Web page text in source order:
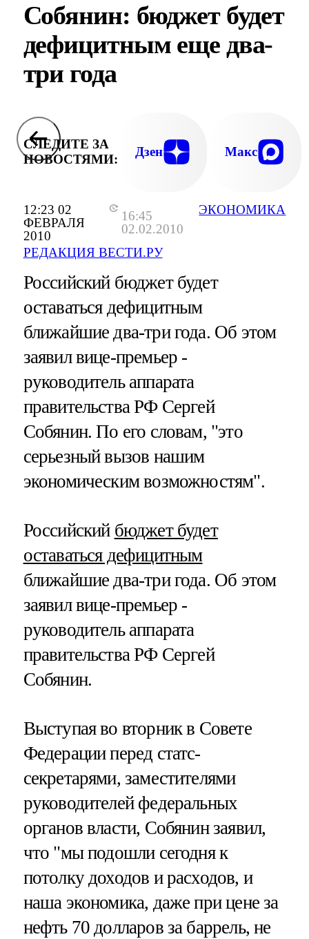
12:23 02
ФЕВРАЛЯ
2010
16:45
02.02.2010
РЕДАКЦИЯ ВЕСТИ.РУ
ЭКОНОМИКА
Собянин: бюджет будет
дефицитным еще два-
три года
СЛЕДИТЕ ЗА
НОВОСТЯМИ:
Дзен Макс
Российский бюджет будет
оставаться дефицитным
ближайшие два-три года. Об этом
заявил вице-премьер -
руководитель аппарата
правительства РФ Сергей
Собянин. По его словам, "это
серьезный вызов нашим
экономическим возможностям".
Российский бюджет будет
оставаться дефицитным
ближайшие два-три года. Об этом
заявил вице-премьер -
руководитель аппарата
правительства РФ Сергей
Собянин.
Выступая во вторник в Совете
Федерации перед статс-
секретарями, заместителями
руководителей федеральных
органов власти, Собянин заявил,
что "мы подошли сегодня к
потолку доходов и расходов, и
наша экономика, даже при цене за
нефть 70 долларов за баррель, не